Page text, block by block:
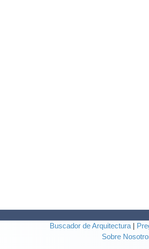
Buscador de Arquitectura
Sobre